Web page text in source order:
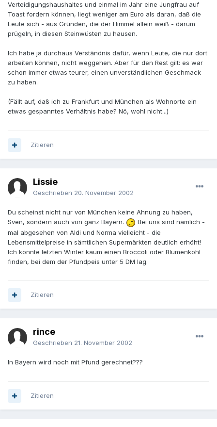
Verteidigungshaushaltes und einmal im Jahr eine Jungfrau auf
Toast fordern können, liegt weniger am Euro als daran, daß die
Leute sich - aus Gründen, die der Himmel allein weiß - darum
prügeln, in diesen Steinwüsten zu hausen.
Ich habe ja durchaus Verständnis dafür, wenn Leute, die nur dort
arbeiten können, nicht weggehen. Aber für den Rest gilt: es war
schon immer etwas teurer, einen unverständlichen Geschmack
zu haben.
(Fällt auf, daß ich zu Frankfurt und München als Wohnorte ein
etwas gespanntes Verhältnis habe? Nö, wohl nicht...)
Zitieren
Lissie
Geschrieben 20. November 2002
Du scheinst nicht nur von München keine Ahnung zu haben,
Sven, sondern auch von ganz Bayern.
Bei uns sind nämlich -
mal abgesehen von Aldi und Norma vielleicht - die
Lebensmittelpreise in sämtlichen Supermärkten deutlich erhöht!
Ich konnte letzten Winter kaum einen Broccoli oder Blumenkohl
finden, bei dem der Pfundpeis unter 5 DM lag.
Zitieren
rince
Geschrieben 21. November 2002
In Bayern wird noch mit Pfund gerechnet???
Zitieren